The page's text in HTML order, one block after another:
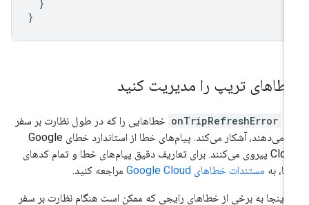
تریپ را مدیریت کنید
onTripRefreshError خطاهایی را که در طول نظارت بر سفر
رخ می‌دهند، آشکار می‌کند. پیام‌های خطا از استاندارد خطای Google
Cloud پیروی می‌کنند. برای تعاریف دقیق پیام‌های خطا و تمام کدهای
بهمستندات خطاهای Google Cloud مراجعه کنید.
اینجا به برخی از خطاهای رایجی که ممکن است هنگام نظارت بر سفر